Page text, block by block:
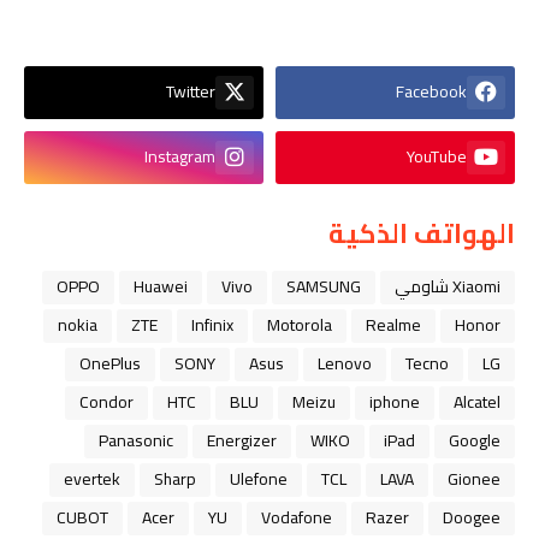
Facebook
Twitter
YouTube
Instagram
الهواتف الذكية
Xiaomi شاومي SAMSUNG
Vivo
Huawei
OPPO
Honor
Realme
Motorola
Infinix
ZTE
nokia
LG
Tecno
Lenovo
Asus
SONY
OnePlus
Alcatel
iphone
Meizu
BLU
HTC
Condor
Google
iPad
WIKO
Energizer
Panasonic
Gionee
LAVA
TCL
Ulefone
Sharp
evertek
Doogee
Razer
Vodafone
YU
Acer
CUBOT